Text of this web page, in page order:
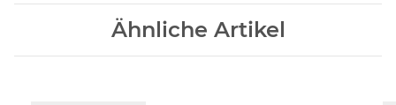
Ähnliche Artikel